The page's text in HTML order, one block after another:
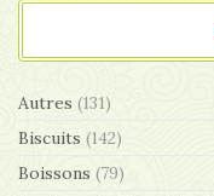
Autres (131)
Biscuits (142)
Boissons (79)